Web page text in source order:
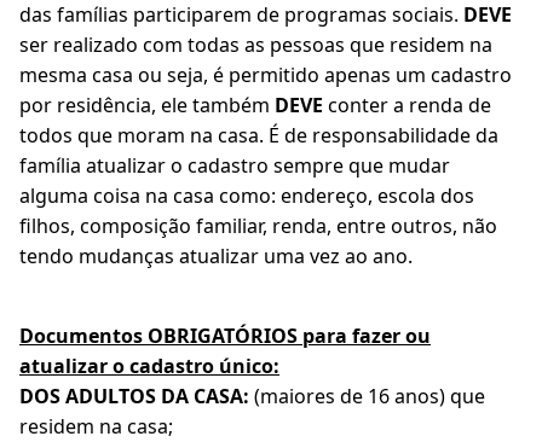
das famílias participarem de programas sociais. DEVE
ser realizado com todas as pessoas que residem na
mesma casa ou seja, é permitido apenas um cadastro
por residência, ele também DEVE conter a renda de
todos que moram na casa. É de responsabilidade da
família atualizar o cadastro sempre que mudar
alguma coisa na casa como: endereço, escola dos
filhos, composição familiar, renda, entre outros, não
tendo mudanças atualizar uma vez ao ano.
Documentos OBRIGATÓRIOS para fazer ou
atualizar o cadastro único:
DOS ADULTOS DA CASA: (maiores de 16 anos) que
residem na casa;